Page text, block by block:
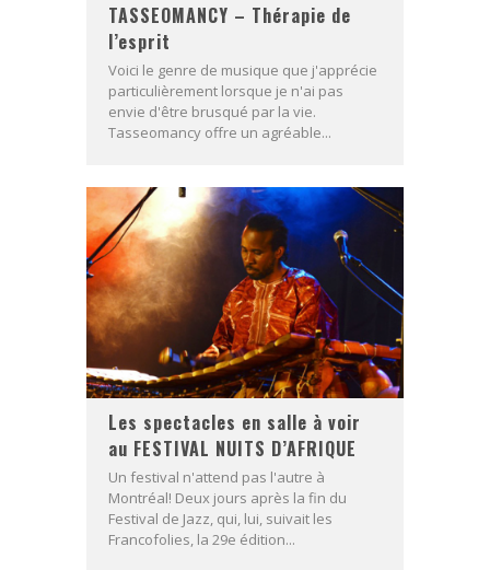
TASSEOMANCY – Thérapie de
l’esprit
Voici le genre de musique que j'apprécie
particulièrement lorsque je n'ai pas
envie d'être brusqué par la vie.
Tasseomancy offre un agréable...
Les spectacles en salle à voir
au FESTIVAL NUITS D’AFRIQUE
Un festival n'attend pas l'autre à
Montréal! Deux jours après la fin du
Festival de Jazz, qui, lui, suivait les
Francofolies, la 29e édition...